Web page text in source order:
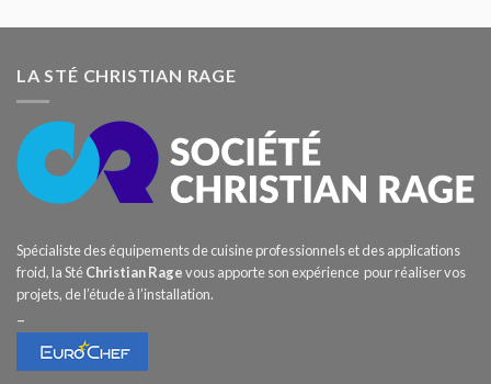
LA STÉ CHRISTIAN RAGE
Spécialiste des équipements de cuisine professionnels et des applications
froid, la StéChristian Ragevous apporte son expérience pour réaliser vos
projets, de l’étude à l’installation.
–